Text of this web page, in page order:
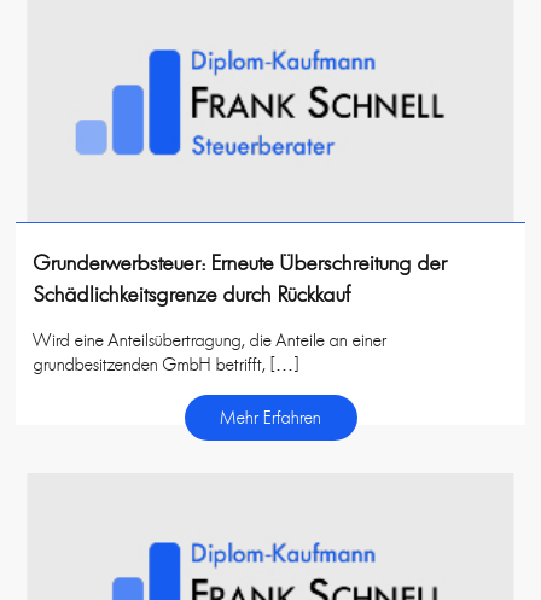
Grunderwerbsteuer: Erneute Überschreitung der
Schädlichkeitsgrenze durch Rückkauf
Wird eine Anteilsübertragung, die Anteile an einer
grundbesitzenden GmbH betrifft, […]
Mehr Erfahren